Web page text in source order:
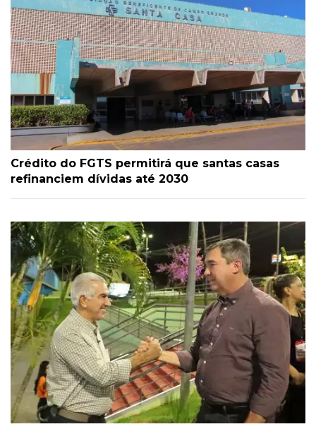
Crédito do FGTS permitirá que santas casas
refinanciem dívidas até 2030